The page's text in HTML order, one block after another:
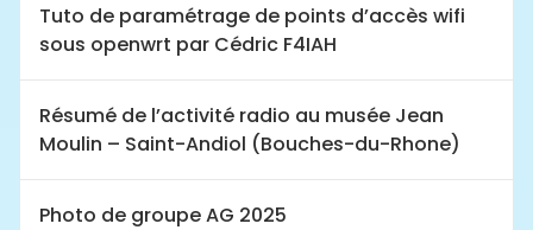
Tuto de paramétrage de points d’accès wifi
sous openwrt par Cédric F4IAH
Résumé de l’activité radio au musée Jean
Moulin – Saint-Andiol (Bouches-du-Rhone)
Photo de groupe AG 2025